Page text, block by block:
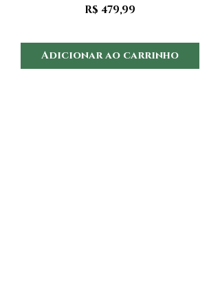
Preço
R$ 479,99
Adicionar ao carrinho